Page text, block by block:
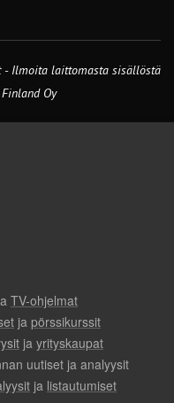
- Ilmoita laittomasta sisällöstä
Oy